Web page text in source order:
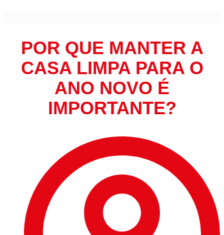
POR QUE MANTER A
CASA LIMPA PARA O
ANO NOVO É
IMPORTANTE?